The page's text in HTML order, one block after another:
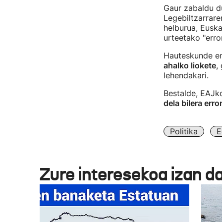
Gaur zabaldu
helburua,
urteetako
Hauteskunde
ahalko liokete,
lehendakari.
Bestalde,
dela bilera
Politika
Zure interesekoa izan